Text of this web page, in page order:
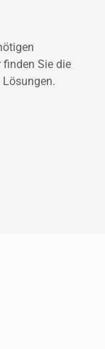
Sie die